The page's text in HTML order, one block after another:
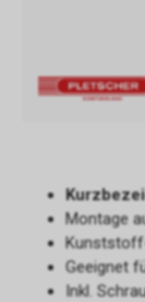
Montage
Geeignet
Inkl.